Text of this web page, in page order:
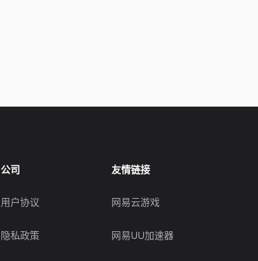
公司
用户协议
隐私政策
友情链接
网易云游戏
网易UU加速器